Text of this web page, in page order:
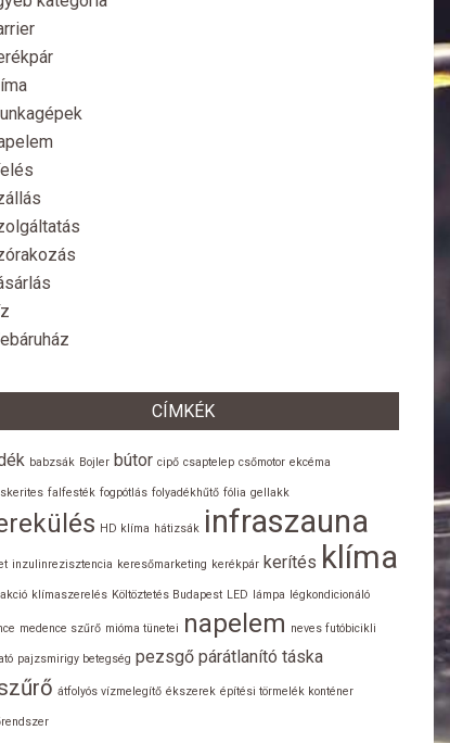
CÍMKÉK
babzsák Bojler bútor cipő csaptelep csőmotor ekcéma
falfesték fogpótlás folyadékhűtő fólia gellakk
HD klíma hátizsák infraszauna
inzulinrezisztencia keresőmarketing kerékpár kerítés klíma
klímaszerelés Költöztetés Budapest LED lámpa légkondicionáló
medence szűrő mióma tünetei napelem neves futóbicikli
pajzsmirigy betegség pezsgő párátlanító táska
átfolyós vízmelegítő ékszerek építési törmelék konténer